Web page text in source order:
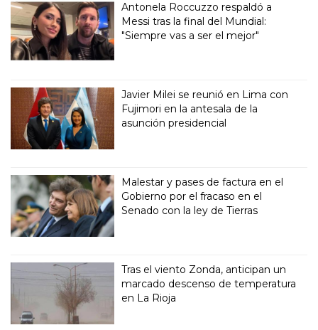
Antonela Roccuzzo respaldó a
Messi tras la final del Mundial:
"Siempre vas a ser el mejor"
Javier Milei se reunió en Lima con
Fujimori en la antesala de la
asunción presidencial
Malestar y pases de factura en el
Gobierno por el fracaso en el
Senado con la ley de Tierras
Tras el viento Zonda, anticipan un
marcado descenso de temperatura
en La Rioja